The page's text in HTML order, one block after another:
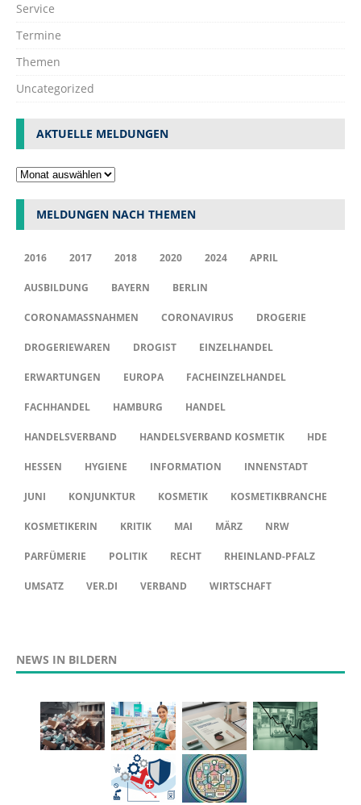
Service
Termine
Themen
Uncategorized
AKTUELLE MELDUNGEN
MELDUNGEN NACH THEMEN
2016 2017 2018 2020 2024 APRIL
AUSBILDUNG BAYERN BERLIN
CORONAMASSNAHMEN CORONAVIRUS DROGERIE
DROGERIEWAREN DROGIST EINZELHANDEL
ERWARTUNGEN EUROPA FACHEINZELHANDEL
FACHHANDEL HAMBURG HANDEL
HANDELSVERBAND HANDELSVERBAND KOSMETIK HDE
HESSEN HYGIENE INFORMATION INNENSTADT
JUNI KONJUNKTUR KOSMETIK KOSMETIKBRANCHE
KOSMETIKERIN KRITIK MAI MÄRZ NRW
PARFÜMERIE POLITIK RECHT RHEINLAND-PFALZ
UMSATZ VER.DI VERBAND WIRTSCHAFT
NEWS IN BILDERN